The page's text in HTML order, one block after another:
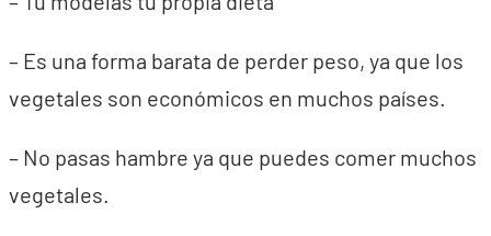
– Es una forma barata de perder peso, ya que los
vegetales son económicos en muchos países.
– No pasas hambre ya que puedes comer muchos
vegetales.